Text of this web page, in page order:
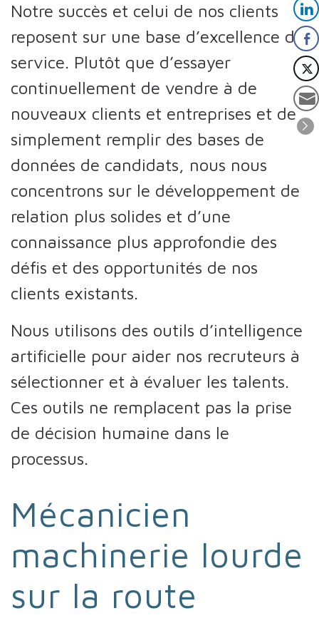
Notre succès et celui de nos clients
reposent sur une base d’excellence du
service. Plutôt que d’essayer
continuellement de vendre à de
nouveaux clients et entreprises et de
simplement remplir des bases de
données de candidats, nous nous
concentrons sur le développement de
relation plus solides et d’une
connaissance plus approfondie des
défis et des opportunités de nos
clients existants.
Nous utilisons des outils d’intelligence
artificielle pour aider nos recruteurs à
sélectionner et à évaluer les talents.
Ces outils ne remplacent pas la prise
de décision humaine dans le
processus.
Mécanicien
machinerie lourde
sur la route